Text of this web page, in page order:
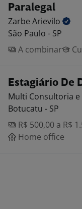
Paralegal
Zarbe Arievilo
São Paulo - SP
A combinar
Estagiário De
Multi Consultoria e
Botucatu - SP
R$ 500,00 a R$
Home office